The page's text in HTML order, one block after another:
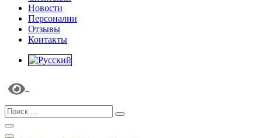
Новости
Персоналии
Отзывы
Контакты